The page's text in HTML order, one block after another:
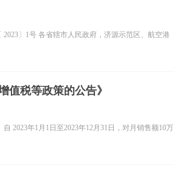
〕1号 各省辖市人民政府，济源示范区、航空港
值税等政策的公告》
2023年1月1日至2023年12月31日，对月销售额10万